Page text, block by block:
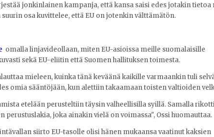
jonkinlainen kampanja, että kansa saisi edes jotakin tietoa
osa kuvittelee, että EU on jotenkin välttämätön.
omalla linjavideollaan, miten EU-asioissa meille suomalaisille
sekä EU-eliitin että Suomen hallituksen toimesta.
mieleen, kuinka tänä keväänä kaikille varmaankin tuli
omia sääntöjään, kun alettiin takaamaan toisten valtioiden
etelään perusteltiin täysin valheellisilla syillä. Samalla
perustuslakia, joka ainakin vielä on voimassa", Ossi huomauttaa.
siirto EU-tasolle olisi hänen mukaansa vaatinut kaksien